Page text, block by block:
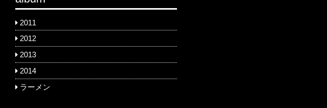
2011
2012
2013
2014
ラーメン